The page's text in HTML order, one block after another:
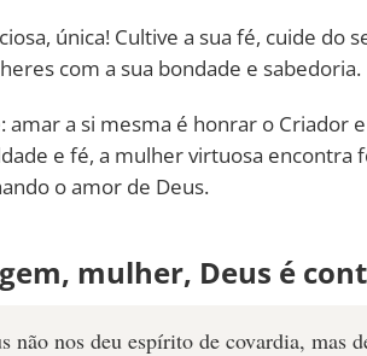
única! Cultive a sua fé, cuide do
com a sua bondade e sabedoria.
amar a si mesma é honrar o Criador
e fé, a mulher virtuosa encontra
o amor de Deus.
mulher, Deus é
não nos deu espírito de covardia, mas